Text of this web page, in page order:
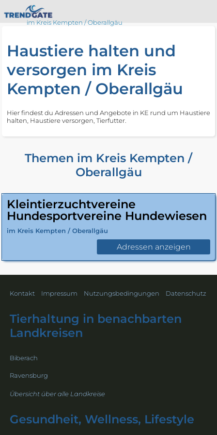
im Kreis Kempten / Oberallgäu
Haustiere halten und
versorgen im Kreis
Kempten / Oberallgäu
Hier findest du Adressen und Angebote in KE rund um Haustiere
halten, Haustiere versorgen, Tierfutter.
Themen im Kreis Kempten /
Oberallgäu
Kleintierzuchtvereine
Hundesportvereine Hundewiesen
im Kreis Kempten / Oberallgäu
Adressen anzeigen
Kontakt Impressum Nutzungsbedingungen Datenschutz
Tierhaltung in benachbarten
Landkreisen
Biberach
Ravensburg
Übersicht über alle Landkreise
Gesundheit, Wellness, Lifestyle